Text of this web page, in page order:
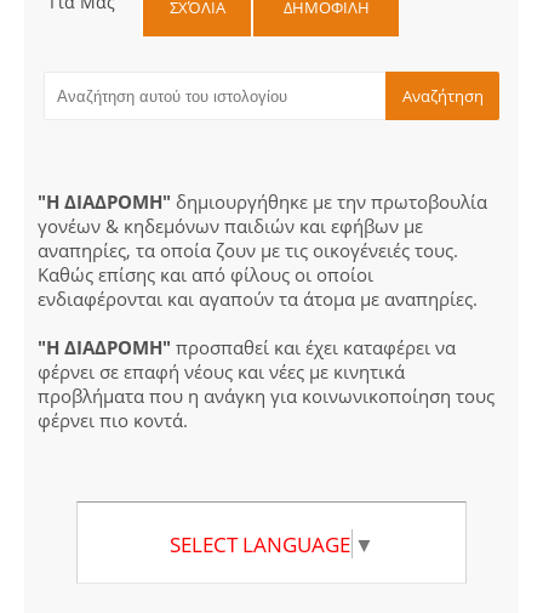
ΣΧΌΛΙΑ ΔΗΜΟΦΙΛΗ
"Η ΔΙΑΔΡΟΜΗ" δημιουργήθηκε με την πρωτοβουλία
γονέων & κηδεμόνων παιδιών και εφήβων με
αναπηρίες, τα οποία ζουν με τις οικογένειές τους.
Καθώς επίσης και από φίλους οι οποίοι
ενδιαφέρονται και αγαπούν τα άτομα με αναπηρίες.
"Η ΔΙΑΔΡΟΜΗ" προσπαθεί και έχει καταφέρει να
φέρνει σε επαφή νέους και νέες με κινητικά
προβλήματα που η ανάγκη για κοινωνικοποίηση τους
φέρνει πιο κοντά.
SELECT LANGUAGE ▼